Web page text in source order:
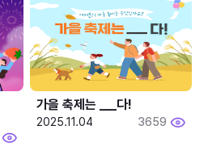
2025.11.04 3659